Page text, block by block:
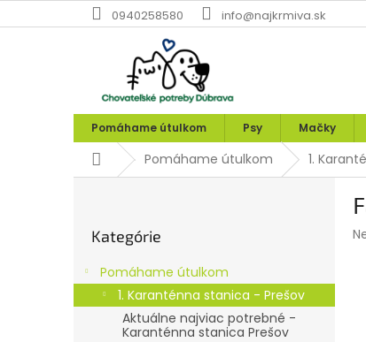
na
0940258580 info@najkrmiva.sk
Pomáhame útulkom Psy Mačky
DomovPomáhame útulkom 1.
p
a
kategórie
Kategórie
Pomáhame útulkom
1. Karanténna stanica - Prešov
Aktuálne najviac potrebné -
Karanténna stanica Prešov